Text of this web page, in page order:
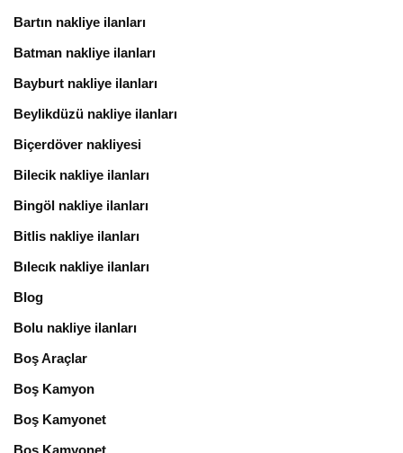
Bartın nakliye ilanları
Batman nakliye ilanları
Bayburt nakliye ilanları
Beylikdüzü nakliye ilanları
Biçerdöver nakliyesi
Bilecik nakliye ilanları
Bingöl nakliye ilanları
Bitlis nakliye ilanları
Bılecık nakliye ilanları
Blog
Bolu nakliye ilanları
Boş Araçlar
Boş Kamyon
Boş Kamyonet
Boş Kamyonet